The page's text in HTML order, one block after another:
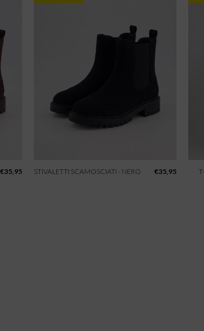
€35,95 STIVALETTI SCAMOSCIATI - NERO €35,95